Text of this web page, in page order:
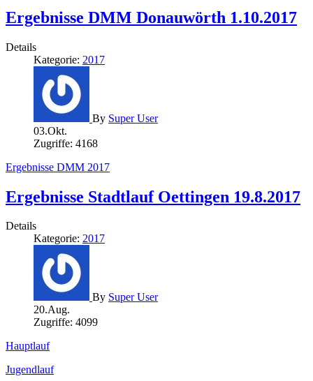
Ergebnisse DMM Donauwörth 1.10.2017
Details
Kategorie: 2017
By Super User
03.Okt.
Zugriffe: 4168
Ergebnisse DMM 2017
Ergebnisse Stadtlauf Oettingen 19.8.2017
Details
Kategorie: 2017
By Super User
20.Aug.
Zugriffe: 4099
Hauptlauf
Jugendlauf